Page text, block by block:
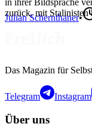
in ihrer Bildsprache
zurück, mit Stalinisten
Julian Schernthaner•
Das Magazin für
Telegram Instagram
Über uns